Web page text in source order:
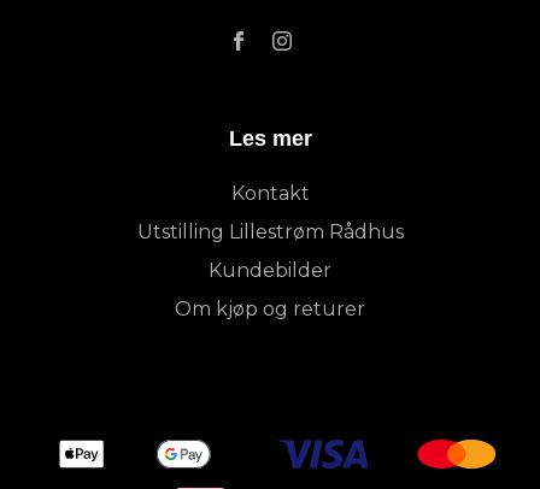
Les mer
Kontakt
Utstilling Lillestrøm Rådhus
Kundebilder
Om kjøp og returer